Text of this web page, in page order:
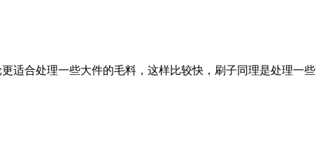
适合处理一些大件的毛料，这样比较快，刷子同理是处理一些